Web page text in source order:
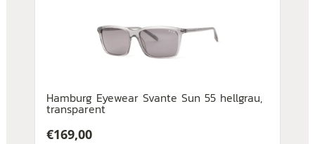
Hamburg Eyewear Svante Sun 55 hellgrau,
transparent
€169,00